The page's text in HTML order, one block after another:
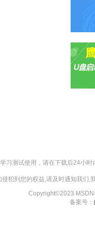
习测试使用，请在下载后24小
侵犯到您的权益,请及时通知我们,
Copyright©2023
备案号：